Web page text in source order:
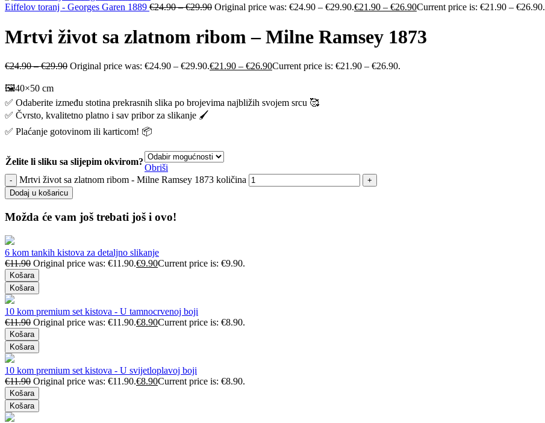
Eiffelov toranj - Georges Garen 1889 €24.90–€29.90 Original price was: €24.90 – €29.90.€21.90 – €26.90Current price is: €21.90 – €26.90.
Mrtvi život sa zlatnom ribom – Milne Ramsey 1873
€24.90–€29.90 Original price was: €24.90 – €29.90.€21.90 – €26.90Current price is: €21.90 – €26.90.
🖼️40×50 cm
✅ Odaberite između stotina prekrasnih slika po brojevima najbližih svojem srcu 🥰
✅ Čvrsto, kvalitetno platno i sav pribor za slikanje 🖌️
✅ Plaćanje gotovinom ili karticom! 📦
Želite li sliku sa slijepim okvirom?
Obriši
Mrtvi život sa zlatnom ribom - Milne Ramsey 1873 količina
Dodaj u košaricu
Možda će vam još trebati još i ovo!
6 kom tankih kistova za detaljno slikanje
€11.90 Original price was: €11.90.€9.90Current price is: €9.90.
Košara
Košara
10 kom premium set kistova - U tamnocrvenoj boji
€11.90 Original price was: €11.90.€8.90Current price is: €8.90.
Košara
Košara
10 kom premium set kistova - U svijetloplavoj boji
€11.90 Original price was: €11.90.€8.90Current price is: €8.90.
Košara
Košara